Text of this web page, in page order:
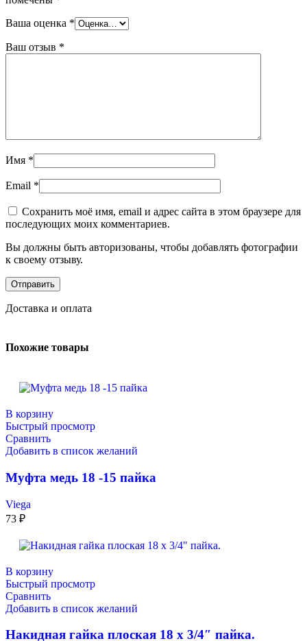
Ваша оценка *
Ваш отзыв *
Имя *
Email *
Сохранить моё имя, email и адрес сайта в этом браузере для
последующих моих комментариев.
Вы должны быть авторизованы, чтобы добавлять фотографии
к своему отзыву.
Доставка и оплата
Похожие товары
В корзину
Быстрый просмотр
Сравнить
Добавить в список желаний
Муфта медь 18 -15 пайка
Viega
73 ₽
В корзину
Быстрый просмотр
Сравнить
Добавить в список желаний
Накидная гайка плоская 18 х 3/4″ пайка.